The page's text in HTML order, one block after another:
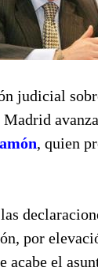
judicial
, quien
por
acabe el